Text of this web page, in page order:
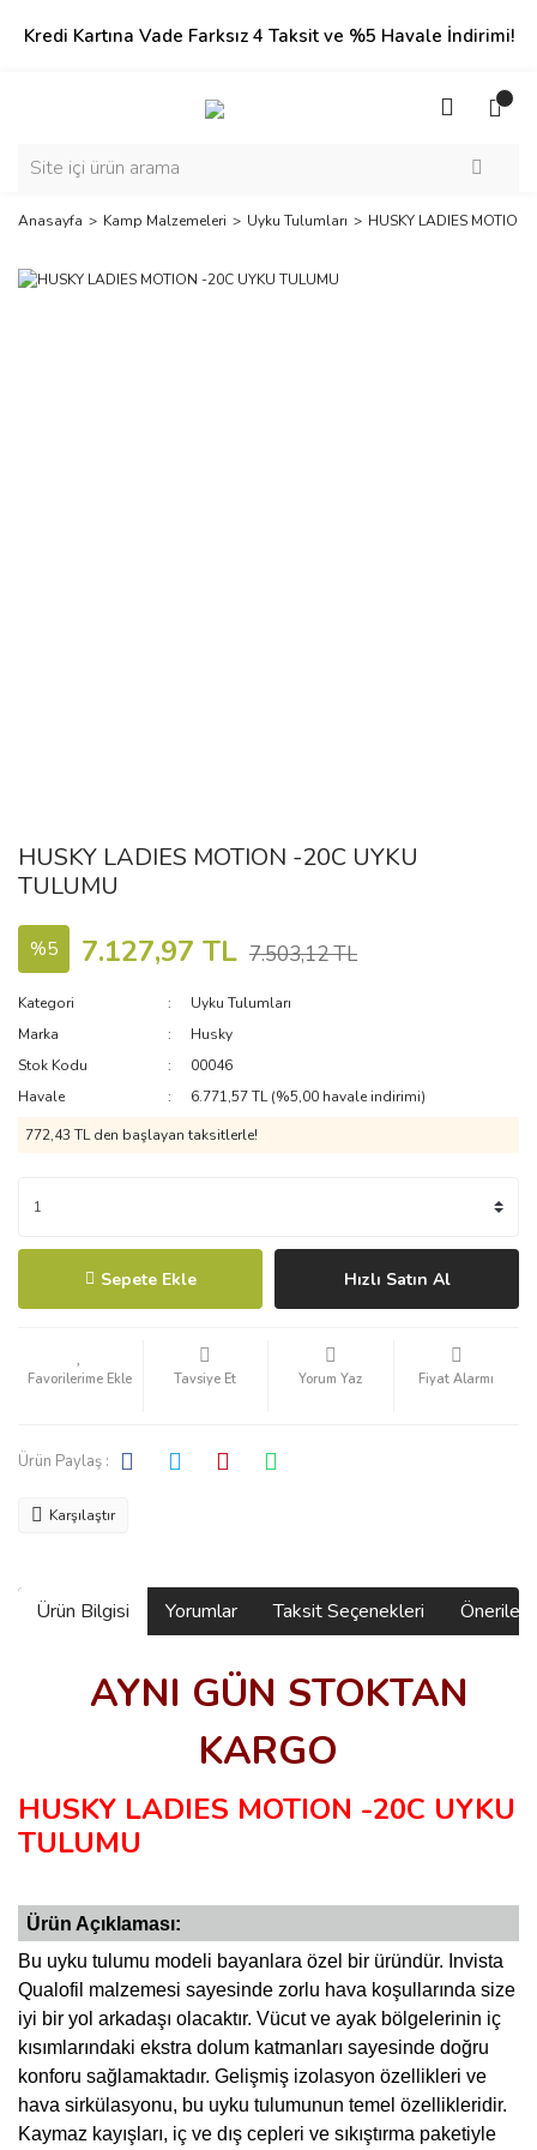
Kredi Kartına Vade Farksız 4 Taksit ve %5 Havale İndirimi!
Anasayfa Kamp Malzemeleri Uyku Tulumları HUSKY LADIES
HUSKY LADIES MOTION -20C UYKU
TULUMU
%5 7.127,97 TL 7.503,12 TL
Kategori
Uyku Tulumları
Marka
Husky
Stok Kodu
00046
Havale
6.771,57 TL (%5,00 havale indirimi)
772,43 TL den başlayan taksitlerle!
Sepete Ekle Hızlı Satın Al
Tavsiye Et Yorum Yaz Fiyat Alarmı
Ürün Paylaş :
Karşılaştır
Ürün Bilgisi Yorumlar Taksit Seçenekleri
AYNI GÜN STOKTAN
KARGO
HUSKY LADIES MOTION -20C UYKU
TULUMU
Ürün Açıklaması:
Bu uyku tulumu modeli bayanlara özel bir üründür. Invista
Qualofil malzemesi sayesinde zorlu hava koşullarında size
iyi bir yol arkadaşı olacaktır. Vücut ve ayak bölgelerinin iç
kısımlarındaki ekstra dolum katmanları sayesinde doğru
konforu sağlamaktadır. Gelişmiş izolasyon özellikleri ve
hava sirkülasyonu, bu uyku tulumunun temel özellikleridir.
Kaymaz kayışları, iç ve dış cepleri ve sıkıştırma paketiyle